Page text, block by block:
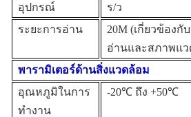
อุปกรณ์
ร/ว
ระยะการอ่าน
20M (เกี่ยวข้องกั
อ่านและสภาพแ
พารามิเตอร์ด้านสิ่งแวดล้อม
อุณหภูมิในการ
ทำงาน
-20℃ ถึง +50℃